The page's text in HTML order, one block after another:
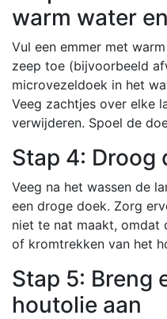
warm water
Vul een emmer met
zeep toe (bijvoorbeeld
microvezeldoek in het
Veeg zachtjes over elke
verwijderen. Spoel de
Stap 4: Droog
Veeg na het wassen de
een droge doek. Zorg
niet te nat maakt, omdat
of kromtrekken van het
Stap 5: Breng
houtolie aan